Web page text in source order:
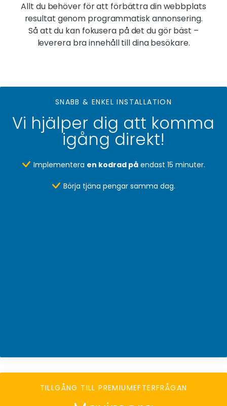
Allt du behöver för att förbättra din webbplats
resultat genom programmatisk annonsering.
Så att du kan fokusera på det du gör bäst –
leverera bra innehåll till dina besökare.
SNABB & ENKEL INSTALLATION
Vi hjälper dig att komma
igång direkt!
Implementera en kodrad påendast 15 minuter.
Börja tjäna pengar samma dag.
TILLGÅNG TILL PREMIUMEFTERFRÅGAN